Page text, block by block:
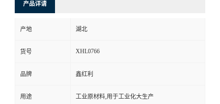
产品详请
产地 湖北
货号 XHL0766
品牌 鑫红利
用途 工业原材料,用于工业化大生产